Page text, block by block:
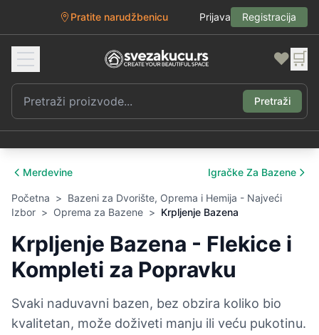
Pratite narudžbenicu Prijava Registracija
❤️ 🛒
Pretraži
Merdevine Igračke Za Bazene
Početna > Bazeni za Dvorište, Oprema i Hemija - Najveći
Izbor > Oprema za Bazene > Krpljenje Bazena
Krpljenje Bazena - Flekice i
Kompleti za Popravku
Svaki naduvavni bazen, bez obzira koliko bio
kvalitetan, može doživeti manju ili veću pukotinu.